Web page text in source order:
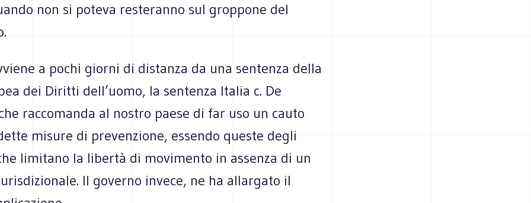
non si poteva resteranno sul groppone del
a pochi giorni di distanza da una sentenza della
dei Diritti dell’uomo, la sentenza Italia c. De
raccomanda al nostro paese di far uso un cauto
misure di prevenzione, essendo queste degli
limitano la libertà di movimento in assenza di un
Il governo invece, ne ha allargato il